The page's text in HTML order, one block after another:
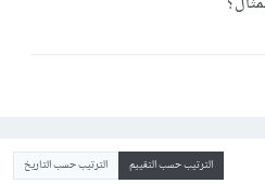
الترتيب حسب التقييم الترتيب حسب التاريخ